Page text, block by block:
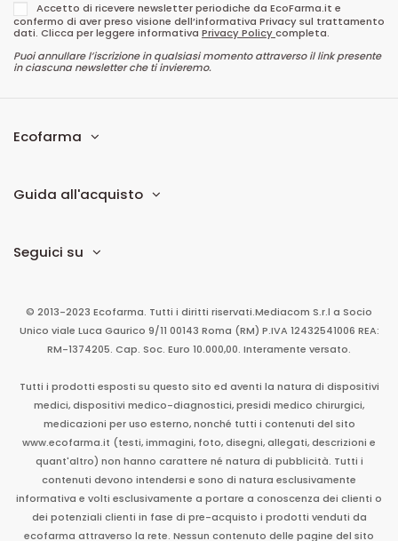
Accetto di ricevere newsletter periodiche da EcoFarma.it e
confermo di aver preso visione dell’informativa Privacy sul trattamento
dati. Clicca per leggere informativa Privacy Policycompleta.
Puoi annullare l’iscrizione in qualsiasi momento attraverso il link presente
in ciascuna newsletter che ti invieremo.
Ecofarma
Guida all'acquisto
Seguici su
© 2013-2023 Ecofarma. Tutti i diritti riservati.Mediacom S.r.l a Socio
Unico viale Luca Gaurico 9/11 00143 Roma (RM) P.IVA 12432541006 REA:
RM-1374205. Cap. Soc. Euro 10.000,00. Interamente versato.
Tutti i prodotti esposti su questo sito ed aventi la natura di dispositivi
medici, dispositivi medico-diagnostici, presidi medico chirurgici,
medicazioni per uso esterno, nonché tutti i contenuti del sito
www.ecofarma.it (testi, immagini, foto, disegni, allegati, descrizioni e
quant'altro) non hanno carattere né natura di pubblicità. Tutti i
contenuti devono intendersi e sono di natura esclusivamente
informativa e volti esclusivamente a portare a conoscenza dei clienti o
dei potenziali clienti in fase di pre-acquisto i prodotti venduti da
ecofarma attraverso la rete. Nessun contenuto delle pagine del sito